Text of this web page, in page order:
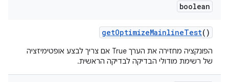
boolean
getOptimizeMainlineTest()
הפונקציה מחזירה את הערך True אם צריך לבצע אופטימיזציה
של רשימת מודולי הבדיקה לבדיקה הראשית.